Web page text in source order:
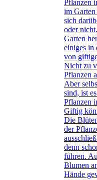
Pflanzen
im Garten
sich
oder
Garten
einiges in
von
Nicht zu
Pflanzen
Aber
sind, ist
Pflanzen
Giftig
Die
der
denn
führen.
Blumen
Hände